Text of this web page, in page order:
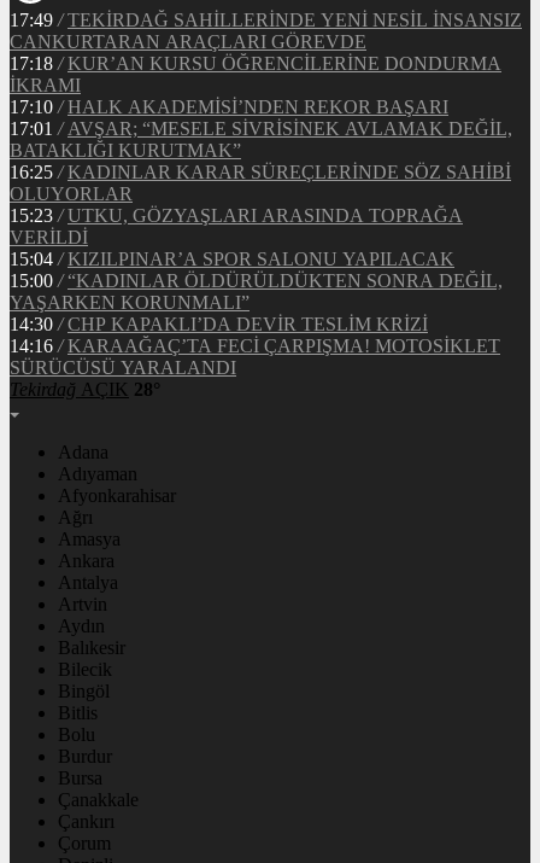
17:49 / TEKİRDAĞ SAHİLLERİNDE YENİ NESİL İNSANSIZ
CANKURTARAN ARAÇLARI GÖREVDE
17:18 / KUR’AN KURSU ÖĞRENCİLERİNE DONDURMA
İKRAMI
17:10 / HALK AKADEMİSİ’NDEN REKOR BAŞARI
17:01 / AVŞAR; “MESELE SİVRİSİNEK AVLAMAK DEĞİL,
BATAKLIĞI KURUTMAK”
16:25 / KADINLAR KARAR SÜREÇLERİNDE SÖZ SAHİBİ
OLUYORLAR
15:23 / UTKU, GÖZYAŞLARI ARASINDA TOPRAĞA
VERİLDİ
15:04 / KIZILPINAR’A SPOR SALONU YAPILACAK
15:00 / “KADINLAR ÖLDÜRÜLDÜKTEN SONRA DEĞİL,
YAŞARKEN KORUNMALI”
14:30 / CHP KAPAKLI’DA DEVİR TESLİM KRİZİ
14:16 / KARAAĞAÇ’TA FECİ ÇARPIŞMA! MOTOSİKLET
SÜRÜCÜSÜ YARALANDI
Tekirdağ AÇIK 28°
Adana
Adıyaman
Afyonkarahisar
Ağrı
Amasya
Ankara
Antalya
Artvin
Aydın
Balıkesir
Bilecik
Bingöl
Bitlis
Bolu
Burdur
Bursa
Çanakkale
Çankırı
Çorum